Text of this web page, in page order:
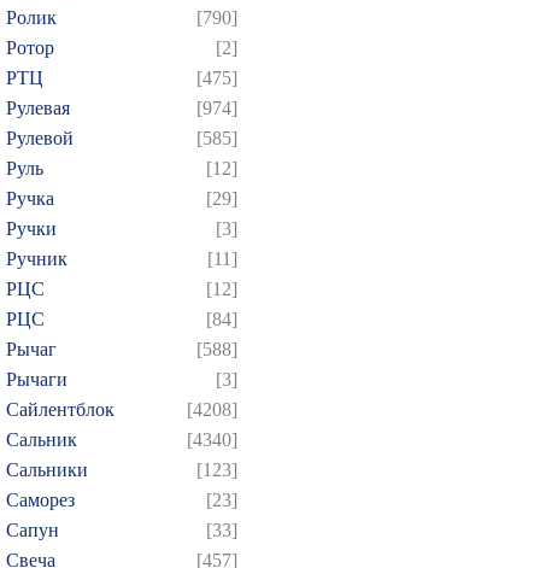
Ролик
[790]
Ротор
[2]
РТЦ
[475]
Рулевая
[974]
Рулевой
[585]
Руль
[12]
Ручка
[29]
Ручки
[3]
Ручник
[11]
РЦC
[12]
РЦС
[84]
Рычаг
[588]
Рычаги
[3]
Сайлентблок
[4208]
Сальник
[4340]
Сальники
[123]
Саморез
[23]
Сапун
[33]
Свеча
[457]